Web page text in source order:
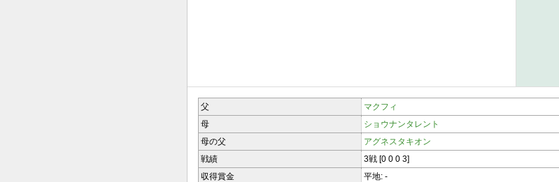
父
マクフィ
母
ショウナンタレント
母の父
アグネスタキオン
戦績
3戦 [0 0 0 3]
収得賞金
平地: -